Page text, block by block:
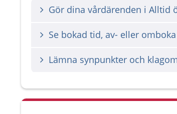
Gör dina vårdärenden i Alltid
Se bokad tid, av- eller